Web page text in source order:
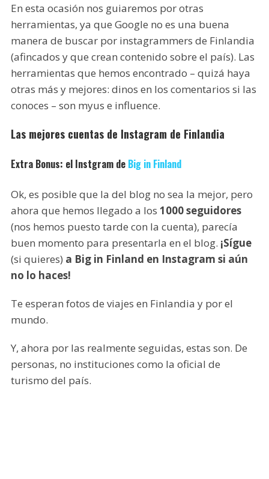
En esta ocasión nos guiaremos por otras
herramientas, ya que Google no es una buena
manera de buscar por instagrammers de Finlandia
(afincados y que crean contenido sobre el país). Las
herramientas que hemos encontrado – quizá haya
otras más y mejores: dinos en los comentarios si las
conoces – son myus e influence.
Las mejores cuentas de Instagram de Finlandia
Extra Bonus: el Instgram de Big in Finland
Ok, es posible que la del blog no sea la mejor, pero
ahora que hemos llegado a los 1000 seguidores
(nos hemos puesto tarde con la cuenta), parecía
buen momento para presentarla en el blog. ¡Sígue
(si quieres) a Big in Finland en Instagram si aún
no lo haces!
Te esperan fotos de viajes en Finlandia y por el
mundo.
Y, ahora por las realmente seguidas, estas son. De
personas, no instituciones como la oficial de
turismo del país.